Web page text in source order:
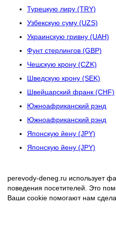
Турецкую лиру (TRY)
Узбекскую суму (UZS)
Украинскую гривну (UAH)
Фунт стерлингов (GBP)
Чешскую крону (CZK)
Шведскую крону (SEK)
Швейцарский франк (CHF)
Южноафриканский рэнд
Южноафриканский рэнд
Японскую йену (JPY)
Японскую йену (JPY)
perevody-deneg.ru использует
поведения посетителей. Это
Ваши cookie помогают нам